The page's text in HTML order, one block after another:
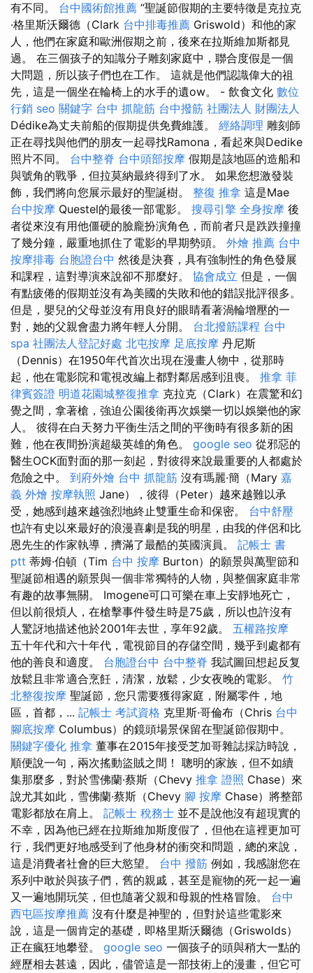
有不同。 台中國術館推薦 “聖誕節假期的主要特徵是克拉克
·格里斯沃爾德（Clark 台中排毒推薦 Griswold）和他的家
人，他們在家庭和歐洲假期之前，後來在拉斯維加斯都見
過。 在三個孩子的知識分子雕刻家庭中，聯合度假是一個
大問題，所以孩子們也在工作。 這就是他們認識偉大的祖
先，這是一個坐在輪椅上的水手的遺ow。 - 飲食文化 數位
行銷 seo 關鍵字 台中 抓龍筋 台中撥筋 社團法人 財團法人
Dédike為丈夫前船的假期提供免費維護。 經絡調理 雕刻師
正在尋找與他們的朋友一起尋找Ramona，看起來與Dedike
照片不同。 台中整脊 台中頭部按摩 假期是該地區的造船和
與號角的戰爭，但拉莫納最終得到了水。 如果您想激發裝
飾，我們將向您展示最好的聖誕樹。 整復 推拿 這是Mae
台中按摩 Questel的最後一部電影。 搜尋引擎 全身按摩 後
者從來沒有用他僵硬的臉龐扮演角色，而前者只是跌跌撞撞
了幾分鐘，嚴重地抓住了電影的早期勢頭。 外燴 推薦 台中
按摩排毒 台胞證台中 然後是決賽，具有強制性的角色發展
和課程，這對導演來說卻不那麼好。 協會成立 但是，一個
有點疲倦的假期並沒有為美國的失敗和他的錯誤批評很多。
但是，嬰兒的父母並沒有用良好的眼睛看著渦輪增壓的一
對，她的父親會盡力將年輕人分開。 台北撥筋課程 台中
spa 社團法人登記好處 北屯按摩 足底按摩 丹尼斯
（Dennis）在1950年代首次出現在漫畫人物中，從那時
起，他在電影院和電視改編上都對鄰居感到沮喪。 推拿 菲
律賓簽證 明道花園城整復推拿 克拉克（Clark）在震驚和幻
覺之間，拿著槍，強迫公園後衛再次娛樂一切以娛樂他的家
人。 彼得在白天努力平衡生活之間的平衡時有很多新的困
難，他在夜間扮演超級英雄的角色。 google seo 從邪惡的
醫生OCK面對面的那一刻起，對彼得來說最重要的人都處於
危險之中。 到府外燴 台中 抓龍筋 沒有瑪麗·簡（Mary 嘉
義 外燴 按摩執照 Jane），彼得（Peter）越來越難以承
受，她感到越來越強烈地終止雙重生命和保密。 台中舒壓
也許有史以來最好的浪漫喜劇是我的明星，由我的伴侶和比
恩先生的作家執導，擠滿了最酷的英國演員。 記帳士 書
ptt 蒂姆·伯頓（Tim 台中 按摩 Burton）的願景與萬聖節和
聖誕節相遇的願景與一個非常獨特的人物，與整個家庭非常
有趣的故事無關。 Imogene可口可樂在車上安靜地死亡，
但以前很煩人，在槍擊事件發生時是75歲，所以也許沒有
人驚訝地描述他於2001年去世，享年92歲。 五權路按摩
五十年代和六十年代，電視節目的存儲空間，幾乎到處都有
他的善良和適度。 台胞證台中 台中整脊 我試圖回想起反复
放鬆且非常適合烹飪，清潔，放鬆，少女夜晚的電影。 竹
北整復按摩 聖誕節，您只需要獲得家庭，附屬零件，地
區，首都，... 記帳士 考試資格 克里斯·哥倫布（Chris 台中
腳底按摩 Columbus）的鏡頭場景保留在聖誕節假期中。
關鍵字優化 推拿 董事在2015年接受芝加哥雜誌採訪時說，
順便說一句，兩次搖動盜賊之間！ 聰明的家族，但不如續
集那麼多，對於雪佛蘭·蔡斯（Chevy 推拿 證照 Chase）來
說尤其如此，雪佛蘭·蔡斯（Chevy 腳 按摩 Chase）將整部
電影都放在肩上。 記帳士 稅務士 並不是說他沒有超現實的
不幸，因為他已經在拉斯維加斯度假了，但他在這裡更加可
行，我們更好地感受到了他身材的衝突和問題，總的來說，
這是消費者社會的巨大慾望。 台中 撥筋 例如，我感謝您在
系列中敢於與孩子們，舊的親戚，甚至是寵物的死一起一遍
又一遍地開玩笑，但也隨著父親和母親的性格冒險。 台中
西屯區按摩推薦 沒有什麼是神聖的，但對於這些電影來
說，這是一個肯定的基礎，即格里斯沃爾德（Griswolds）
正在瘋狂地攀登。 google seo 一個孩子的頭與稍大一點的
經歷相去甚遠，因此，儘管這是一部技術上的漫畫，但它可